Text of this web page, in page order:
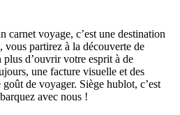
carnet voyage, c’est une destination
partirez à la découverte de
plus d’ouvrir votre esprit à de
une facture visuelle et des
de voyager. Siège hublot, c’est
avec nous !